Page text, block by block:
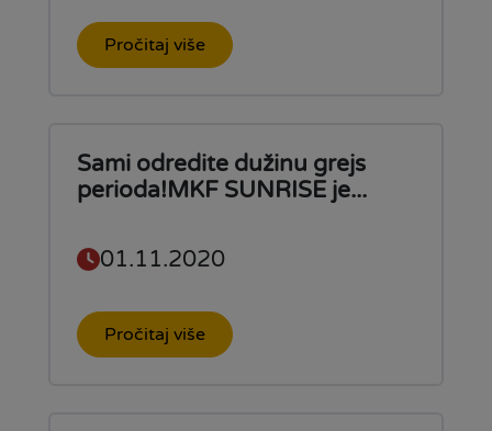
Pročitaj više
Sami odredite dužinu grejs
perioda!MKF SUNRISE je...
01.11.2020
Pročitaj više